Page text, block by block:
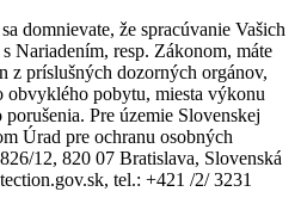
domnievate, že spracúvanie Vašich
Nariadením, resp. Zákonom, máte
z príslušných dozorných orgánov,
obvyklého pobytu, miesta výkonu
Pre územie Slovenskej
Úrad pre ochranu osobných
12, 820 07 Bratislava, Slovenská
tel.: +421 /2/ 3231